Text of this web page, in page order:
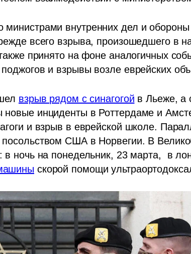
внутренних дел и обороны
всего взрыва, произошедшего в
принято на фоне аналогичных
и взрывы возле еврейских
взрыв рядом с синагогой в Льеже, а
инциденты в Роттердаме и
и взрыв в еврейской школе.
США в Норвегии. В
в ночь на понедельник, 23 марта,  в
скорой помощи